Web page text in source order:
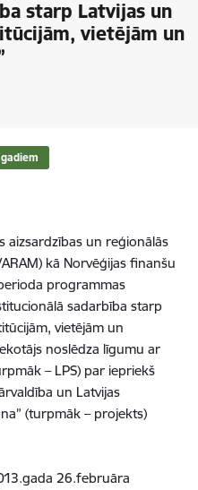
starp Latvijas un
vietējām un
aizsardzības un reģionālās
kā Norvēģijas finanšu
programmas
sadarbība starp
vietējām un
noslēdza līgumu ar
– LPS) par iepriekš
un Latvijas
(turpmāk – projekts)
26.februāra